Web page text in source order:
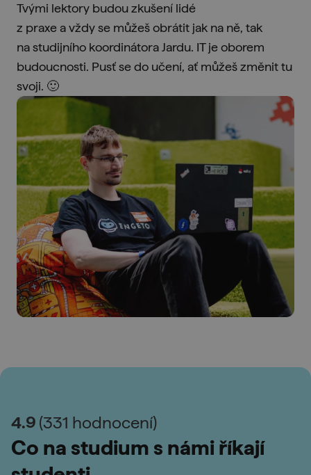
Tvými lektory budou zkušení lidé
z praxe a vždy se můžeš obrátit jak na ně, tak
na studijního koordinátora Jardu. IT je oborem
budoucnosti. Pusť se do učení, ať můžeš změnit tu
svoji. 🙂
Co na studium s námi říkají
4.9 (331 hodnocení)